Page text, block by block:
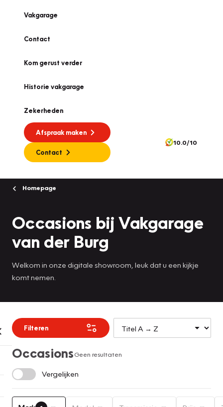
Vakgarage
Contact
Kom gerust verder
Historie vakgarage
Zekerheden
Afspraak maken
Contact
10.0/10
Homepage
Occasions bij Vakgarage
van der Burg
Welkom in onze digitale showroom, leuk dat u een kijkje
komt nemen.
Filteren
OccasionsGeen resultaten
Vergelijken